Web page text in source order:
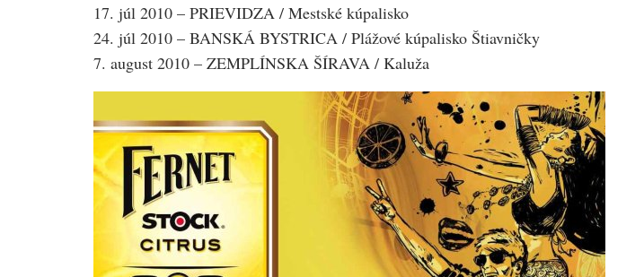
17. júl 2010 – PRIEVIDZA / Mestské kúpalisko
24. júl 2010 – BANSKÁ BYSTRICA / Plážové kúpalisko Štiavničky
7. august 2010 – ZEMPLÍNSKA ŠÍRAVA / Kaluža